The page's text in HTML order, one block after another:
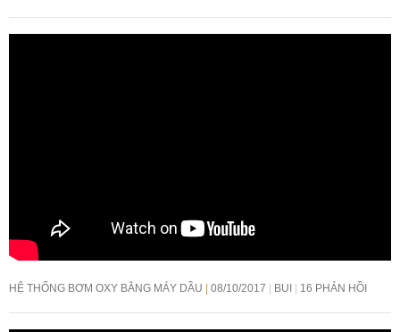
HỆ THỐNG BƠM OXY BẰNG MÁY DẦU 08/10/2017 BUI 16 PHẢN HỒI